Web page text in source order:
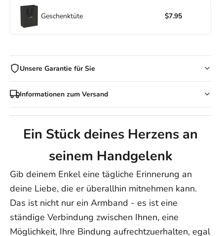
Geschenktüte $7.95
Unsere Garantie für Sie
kostenlos.
wir Ihnen bei jeder Bestellung.
Informationen zum Versand
Versandzeiten:
Hinweis: Bei personalisierten Artikeln wie unserem Infinity-
Armband mit Namensgravur verlängert sich die
Bearbeitungszeitum 3–5 Werktage, da jede Bestellung
individuell für Sie angefertigt wird.
Australien/Neuseeland: 8–14 Werktage
Großbritannien: 5–9 Werktage
Kanada: 5–15 Werktage
Ein Stück deines Herzens an
seinem Handgelenk
Gib deinem Enkel eine tägliche Erinnerung an
deine Liebe, die er überallhin mitnehmen kann.
Das ist nicht nur ein Armband - es ist eine
ständige Verbindung zwischen Ihnen, eine
Möglichkeit, Ihre Bindung aufrechtzuerhalten, egal